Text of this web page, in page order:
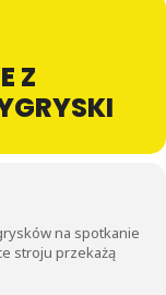
Z
na spotkanie
stroju przekażą